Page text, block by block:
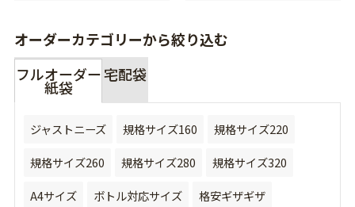
オーダーカテゴリーから絞り込む
フルオーダー
紙袋
宅配袋
ジャストニーズ 規格サイズ160
規格サイズ220
規格サイズ260
規格サイズ280
規格サイズ320
A4サイズ
ボトル対応サイズ 格安ギザギザ